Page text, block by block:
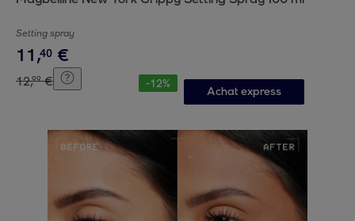
Setting spray
11,40 €
12,99 € -12%
Achat express